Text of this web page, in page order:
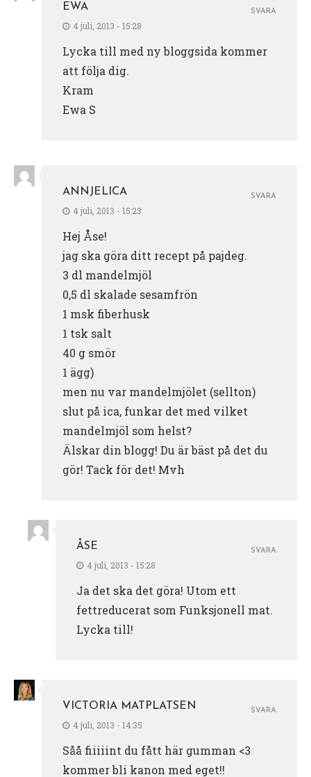
EWA
4 juli, 2013 - 15:28
Lycka till med ny bloggsida kommer
att följa dig.
Kram
Ewa S
SVARA
ANNJELICA
4 juli, 2013 - 15:23
Hej Åse!
jag ska göra ditt recept på pajdeg.
3 dl mandelmjöl
0,5 dl skalade sesamfrön
1 msk fiberhusk
1 tsk salt
40 g smör
1 ägg)
men nu var mandelmjölet (sellton)
slut på ica, funkar det med vilket
mandelmjöl som helst?
Älskar din blogg! Du är bäst på det du
gör! Tack för det! Mvh
SVARA
ÅSE
4 juli, 2013 - 15:28
Ja det ska det göra! Utom ett
fettreducerat som Funksjonell mat.
Lycka till!
SVARA
VICTORIA MATPLATSEN
4 juli, 2013 - 14:35
Såå fiiiiint du fått här gumman <3
kommer bli kanon med eget!!
SVARA